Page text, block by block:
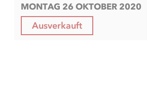
MONTAG 26 OKTOBER 2020
Ausverkauft